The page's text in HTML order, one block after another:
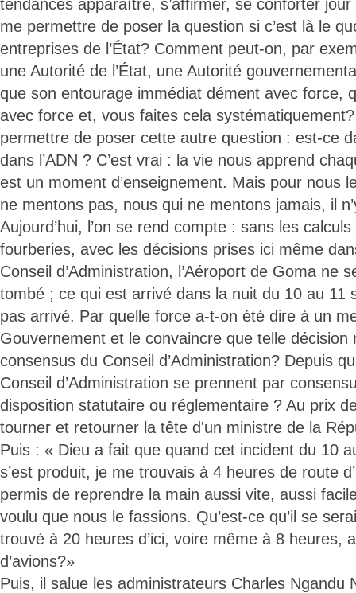
tendances apparaître, s’affirmer, se conforter
me permettre de poser la question si c’est là le
entreprises de l’État? Comment peut-on, par
une Autorité de l’État, une Autorité
que son entourage immédiat dément avec force,
avec force et, vous faites cela
permettre de poser cette autre question : est-ce
dans l’ADN ? C’est vrai : la vie nous apprend
est un moment d’enseignement. Mais pour nous
ne mentons pas, nous qui ne mentons jamais, il
Aujourd’hui, l’on se rend compte : sans les
fourberies, avec les décisions prises ici même
Conseil d’Administration, l’Aéroport de Goma ne
tombé ; ce qui est arrivé dans la nuit du 10 au 11
pas arrivé. Par quelle force a-t-on été dire à un
Gouvernement et le convaincre que telle décision
consensus du Conseil d’Administration? Depuis
Conseil d’Administration se prennent par
disposition statutaire ou réglementaire ? Au prix
tourner et retourner la tête d'un ministre de la
Puis : « Dieu a fait que quand cet incident du 10
s’est produit, je me trouvais à 4 heures de route
permis de reprendre la main aussi vite, aussi
voulu que nous le fassions. Qu’est-ce qu’il se
trouvé à 20 heures d’ici, voire même à 8 heures,
d’avions?»
Puis, il salue les administrateurs Charles Ngandu